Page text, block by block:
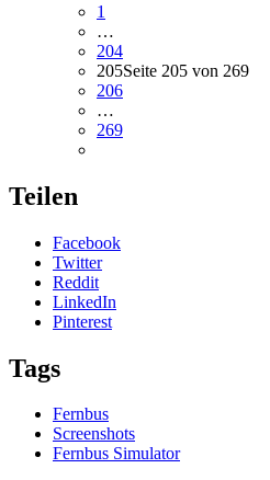
1
…
204
205Seite 205 von 269
206
…
269
Teilen
Facebook
Twitter
Reddit
LinkedIn
Pinterest
Tags
Fernbus
Screenshots
Fernbus Simulator